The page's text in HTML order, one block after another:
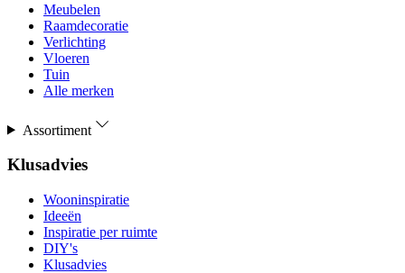
Meubelen
Raamdecoratie
Verlichting
Vloeren
Tuin
Alle merken
Assortiment
Klusadvies
Wooninspiratie
Ideeën
Inspiratie per ruimte
DIY's
Klusadvies